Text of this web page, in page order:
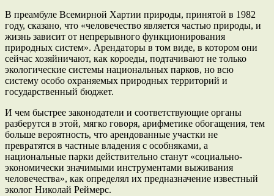
В преамбуле Всемирной Хартии природы, принятой в 1982
году, сказано, что «человечество является частью природы, и
жизнь зависит от непрерывного функционирования
природных систем». Арендаторы в том виде, в котором они
сейчас хозяйничают, как короеды, подтачивают не только
экологические системы национальных парков, но всю
систему особо охраняемых природных территорий и
государственный бюджет.
И чем быстрее законодатели и соответствующие органы
разберутся в этой, мягко говоря, арифметике обогащения, тем
больше вероятность, что арендованные участки не
превратятся в частные владения с особняками, а
национальные парки действительно станут «социально-
экономически значимыми инструментами выживания
человечества», как определял их предназначение известный
эколог Николай Реймерс.